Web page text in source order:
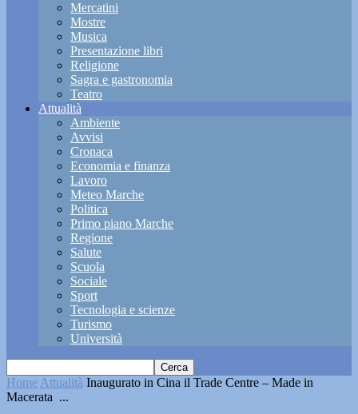
Mercatini
Mostre
Musica
Presentazione libri
Religione
Sagra e gastronomia
Teatro
Attualità
Ambiente
Avvisi
Cronaca
Economia e finanza
Lavoro
Meteo Marche
Politica
Primo piano Marche
Regione
Salute
Scuola
Sociale
Sport
Tecnologia e scienze
Turismo
Università
Home Attualità Inaugurato in Cina il Trade Centre – Made in
Macerata ...